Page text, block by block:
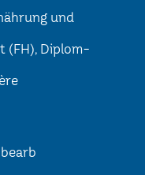
und
(FH), Diplom-